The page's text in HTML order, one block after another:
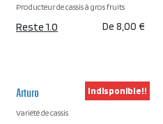
Producteur de cassis à gros fruits
De 8,00 €
Reste 1.0
Arturo
Variété de cassis
Indisponible!!